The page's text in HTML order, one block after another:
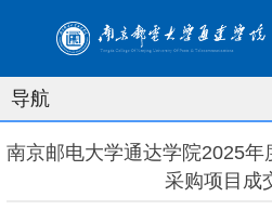
导航
南京邮电大学通达学院2025年
采购项目成